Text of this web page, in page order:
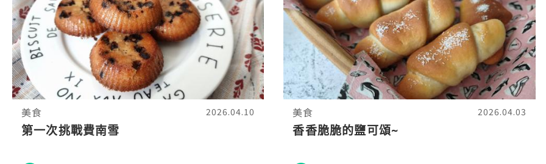
美食 2026.04.10
第一次挑戰費南雪
美食 2026.04.03
香香脆脆的鹽可頌~